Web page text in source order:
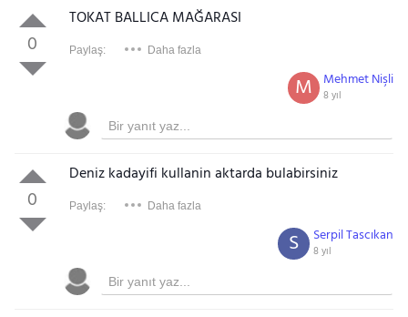
0
TOKAT BALLICA MAĞARASI
Paylaş: Daha fazla
Mehmet Nişli
8 yıl
M
0
Deniz kadayifi kullanin aktarda bulabirsiniz
Paylaş: Daha fazla
Serpil Tascıkan
8 yıl
S